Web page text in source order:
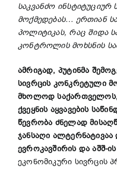
საკვანძო
მოქმედებას… ერთიან
პოლიტიკას, რაც შიდა
კონტროლის მოხსნის
ამრიგად, პუტინმა
სივრცის კონკრეტული
მხოლოდ საქართველოს,
ქვეყნის აყვავების
წევრობა ძნელად
ჯანსაღი
ევროკავშირის და აშშ-ი
ეკონომიკური სივრცის